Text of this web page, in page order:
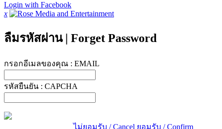
Login with Facebook
x
ลืมรหัสผ่าน | Forget Password
กรอกอีเมลของคุณ : EMAIL
รหัสยืนยัน : CAPCHA
ไม่ยอมรับ / Cancel ยอมรับ / Confirm